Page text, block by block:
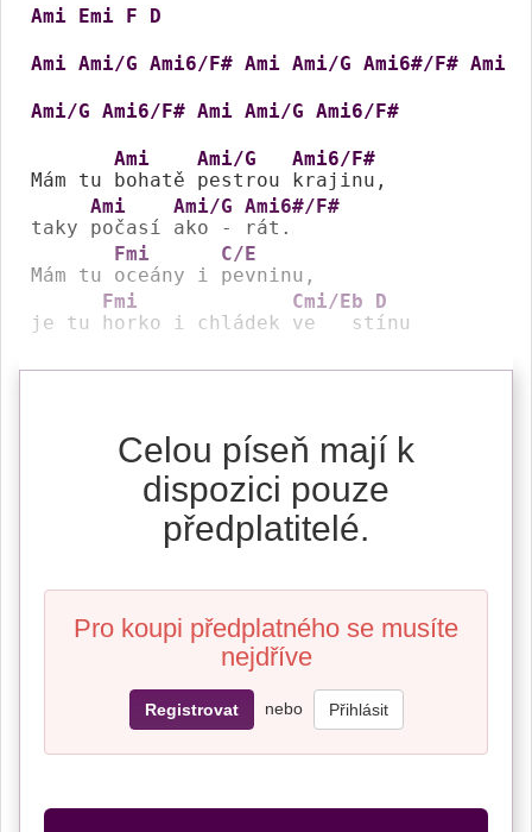
Ami Emi F D
Ami Ami/G Ami6/F# Ami Ami/G Ami6#/F# Ami
Ami/G Ami6/F# Ami Ami/G Ami6/F#
Mám tu
Ami
bohatě
Ami/G
pestrou
Ami6/F#
krajinu,
taky
Ami
počasí
Ami/G
ako -
Ami6#/F#
rát.
Mám tu
Fmi
oceány i
C/E
pevninu,
je tu
Fmi
horko i chládek
Cmi/Eb
ve   st
D
ínu
Celou píseň mají k
dispozici pouze
předplatitelé.
Pro koupi předplatného se musíte
nejdříve
Registrovat nebo Přihlásit